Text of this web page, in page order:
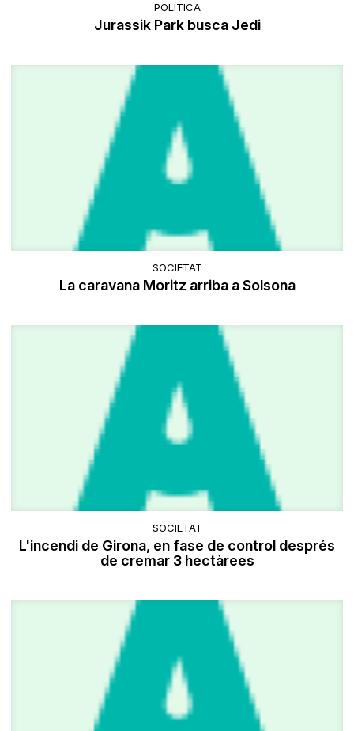
POLÍTICA
Jurassik Park busca Jedi
SOCIETAT
La caravana Moritz arriba a Solsona
SOCIETAT
L'incendi de Girona, en fase de control després
de cremar 3 hectàrees